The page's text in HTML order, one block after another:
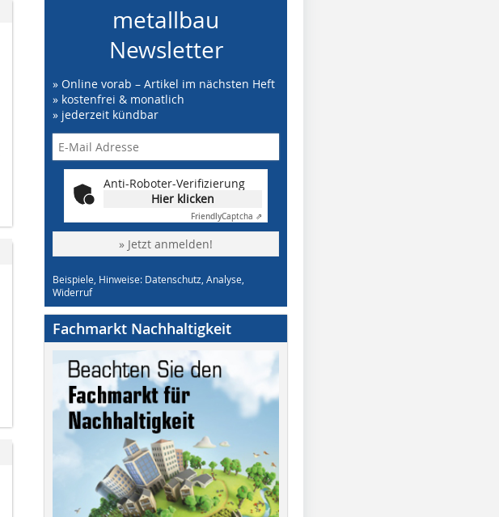
metallbau
Newsletter
» Online vorab – Artikel im nächsten Heft
» kostenfrei & monatlich
» jederzeit kündbar
Anti-Roboter-Verifizierung
Hier klicken
FriendlyCaptcha ⇗
» Jetzt anmelden!
Beispiele, Hinweise: Datenschutz, Analyse,
Widerruf
Fachmarkt Nachhaltigkeit